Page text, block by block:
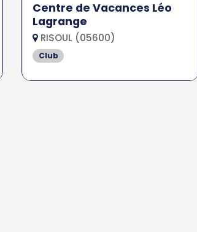
Centre de Vacances Léo
Lagrange
RISOUL (05600)
Club